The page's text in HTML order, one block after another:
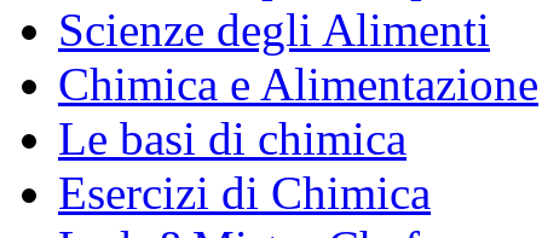
Scienze degli Alimenti
Chimica e Alimentazione
Le basi di chimica
Esercizi di Chimica